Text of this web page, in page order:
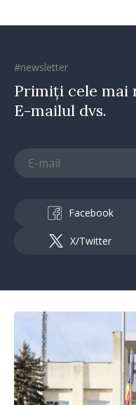
#newsletter
Primiți cele mai
E-mailul dvs.
Facebook
X/Twitter